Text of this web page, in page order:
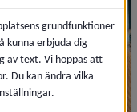
grundfunktioner
kunna erbjuda dig
av text. Vi hoppas att
Du kan ändra vilka